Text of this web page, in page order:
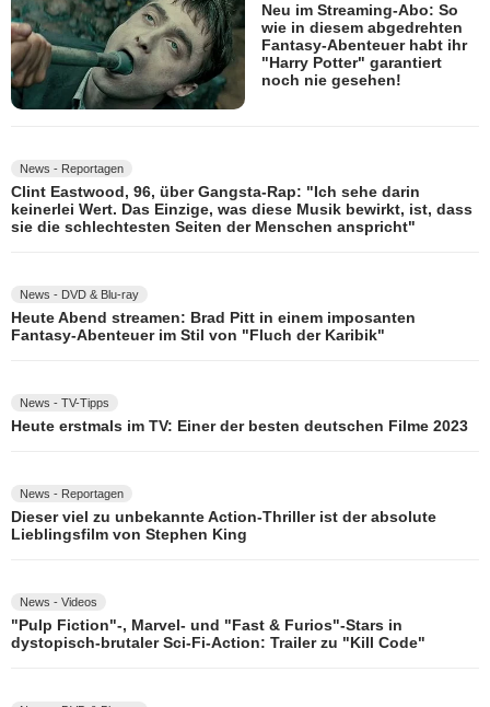
Spaziergang nach Syrakus
Oh la la 2 - Neue Tests, neues Chaos
Neu im Streaming-Abo: So
wie in diesem abgedrehten
Fantasy-Abenteuer habt ihr
"Harry Potter" garantiert
noch nie gesehen!
News - Reportagen
Clint Eastwood, 96, über Gangsta-Rap: "Ich sehe darin
keinerlei Wert. Das Einzige, was diese Musik bewirkt, ist, dass
sie die schlechtesten Seiten der Menschen anspricht"
News - DVD & Blu-ray
Heute Abend streamen: Brad Pitt in einem imposanten
Fantasy-Abenteuer im Stil von "Fluch der Karibik"
News - TV-Tipps
Heute erstmals im TV: Einer der besten deutschen Filme 2023
News - Reportagen
Dieser viel zu unbekannte Action-Thriller ist der absolute
Lieblingsfilm von Stephen King
News - Videos
"Pulp Fiction"-, Marvel- und "Fast & Furios"-Stars in
dystopisch-brutaler Sci-Fi-Action: Trailer zu "Kill Code"